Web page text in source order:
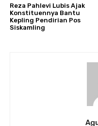
Reza Pahlevi Lubis Ajak
Konstituennya Bantu
Kepling Pendirian Pos
Siskamling